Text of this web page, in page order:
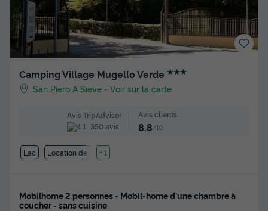
Camping Village Mugello Verde ★★★
San Piero A Sieve -Voir sur la carte
Avis TripAdvisor
350 avis
Avis clients
8.8 /10
Lac Location de vélos
+ 1
Mobilhome 2 personnes - Mobil-home d'une chambre à
coucher - sans cuisine